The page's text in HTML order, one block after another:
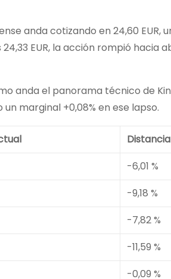
anda cotizando en 24,60 EUR,
EUR, la acción rompió hacia
anda el panorama técnico de
marginal +0,08% en ese lapso.
-6,01 %
-9,18 %
-7,82 %
-11,59 %
-0,09 %